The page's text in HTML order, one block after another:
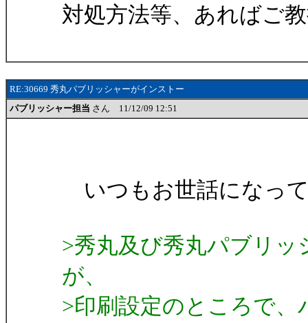
対処方法等、あればご
RE:30669 秀丸パブリッシャーがインストー
パブリッシャー担当 さん 11/12/09 12:51
いつもお世話になっ
>秀丸及び秀丸パブリ
が、
>印刷設定のところで